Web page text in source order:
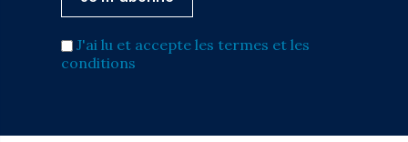
J'ai lu et accepte les termes et les
conditions